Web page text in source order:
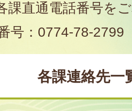
課直通電話番号を
号：0774-78-2799
各課連絡先一